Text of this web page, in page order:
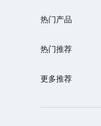
热门产品
热门推荐
更多推荐